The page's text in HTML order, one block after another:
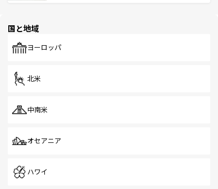
で、ホーカーズは地元の風情を楽しめる外せないスポット
国と地域
ヨーロッパ
北米
中南米
オセアニア
ハワイ